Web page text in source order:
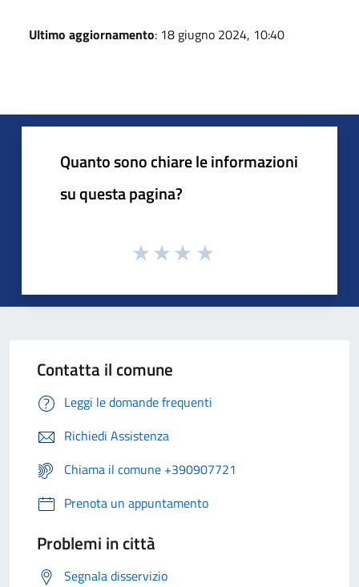
Ultimo aggiornamento: 18 giugno 2024, 10:40
Quanto sono chiare le informazioni
su questa pagina?
Contatta il comune
Leggi le domande frequenti
Richiedi Assistenza
Chiama il comune +390907721
Prenota un appuntamento
Problemi in città
Segnala disservizio